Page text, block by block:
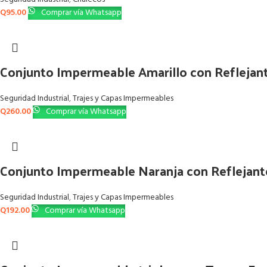
Q95.00 Comprar vía Whatsapp
Conjunto Impermeable Amarillo con
Seguridad Industrial,Trajes y Capas Impermeables
Q260.00 Comprar vía Whatsapp
Conjunto Impermeable Naranja con
Seguridad Industrial,Trajes y Capas Impermeables
Q192.00 Comprar vía Whatsapp